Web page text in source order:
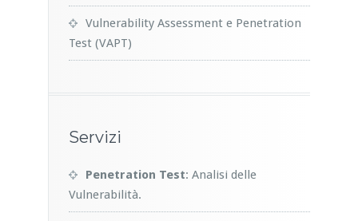
Vulnerability Assessment e Penetration
Test (VAPT)
Servizi
Penetration Test: Analisi delle
Vulnerabilità.